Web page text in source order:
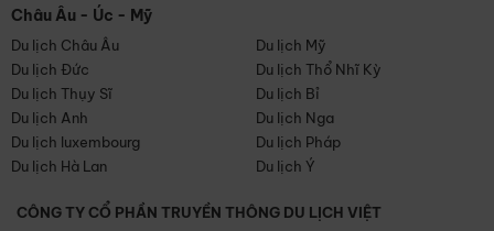
Châu Âu - Úc - Mỹ
Du lịch Châu Âu
Du lịch Mỹ
Du lịch Đức
Du lịch Thổ Nhĩ Kỳ
Du lịch Thụy Sĩ
Du lịch Bỉ
Du lịch Anh
Du lịch Nga
Du lịch luxembourg
Du lịch Pháp
Du lịch Hà Lan
Du lịch Ý
CÔNG TY CỔ PHẦN TRUYỀN THÔNG DU LỊCH VIỆT